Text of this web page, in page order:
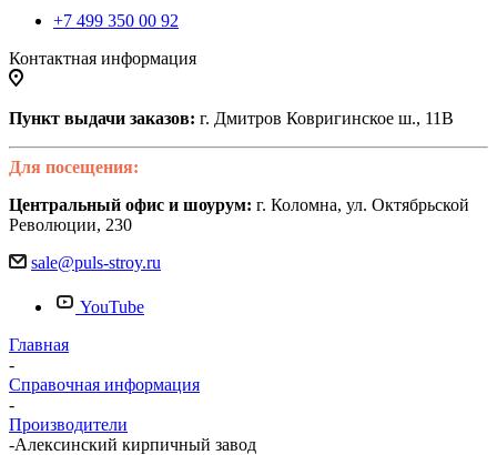
+7 499 350 00 92
Контактная информация
Пункт выдачи заказов: г. Дмитров Ковригинское ш., 11В
Для посещения:
Центральный офис и шоурум: г. Коломна, ул. Октябрьской
Революции, 230
sale@puls-stroy.ru
YouTube
Главная
-
Справочная информация
-
Производители
-Алексинский кирпичный завод